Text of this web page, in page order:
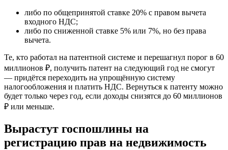
либо по общепринятой ставке 20% с правом вычета
входного НДС;
либо по сниженной ставке 5% или 7%, но без права
вычета.
Те, кто работал на патентной системе и перешагнул порог в 60
миллионов ₽, получить патент на следующий год не смогут
— придётся переходить на упрощённую систему
налогообложения и платить НДС. Вернуться к патенту можно
будет только через год, если доходы снизятся до 60 миллионов
₽ или меньше.
Вырастут госпошлины на
регистрацию прав на недвижимость